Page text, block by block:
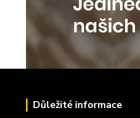
Důležité informace